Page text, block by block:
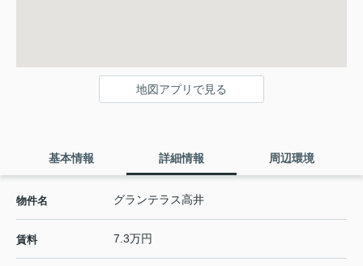
地図アプリで見る
基本情報 詳細情報 周辺環境
物件名 グランテラス高井
賃料 7.3万円